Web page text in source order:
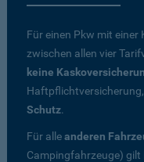
Für einen Pkw mit einer
zwischen allen vier
keine
Schutz.
Für alleanderen
Campingfahrzeuge) gilt